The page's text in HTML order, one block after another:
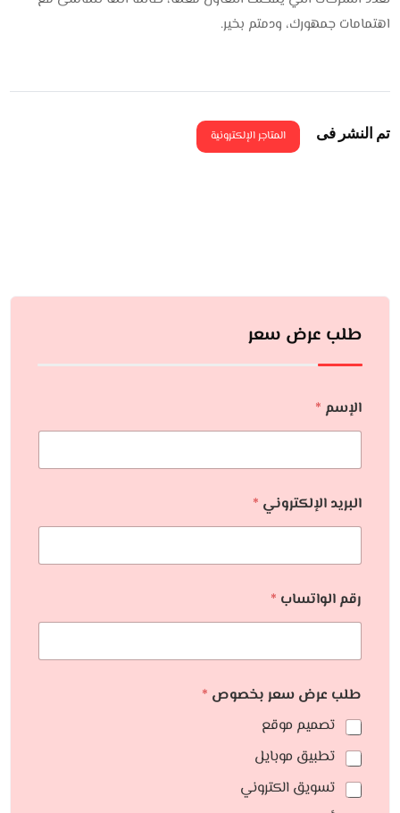
اهتمامات جمهورك، ودمتم بخير.
تم النشر فى المتاجر الإلكترونية
طلب عرض سعر
الإسم *
البريد الإلكتروني *
رقم الواتساب *
طلب عرض سعر بخصوص *
تصميم موقع
تطبيق موبايل
تسويق الكتروني